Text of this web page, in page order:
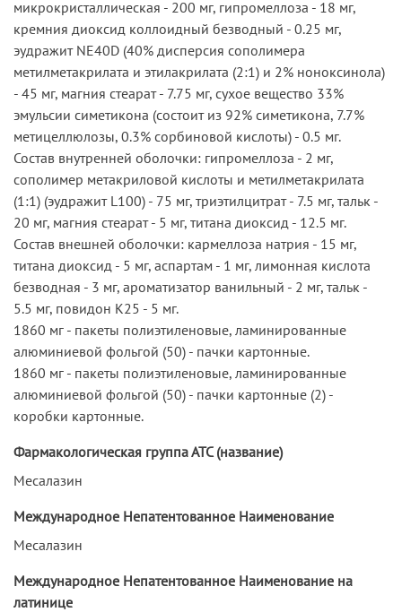
микрокристаллическая - 200 мг, гипромеллоза - 18 мг,
кремния диоксид коллоидный безводный - 0.25 мг,
эудражит NE40D (40% дисперсия сополимера
метилметакрилата и этилакрилата (2:1) и 2% ноноксинола)
- 45 мг, магния стеарат - 7.75 мг, сухое вещество 33%
эмульсии симетикона (состоит из 92% симетикона, 7.7%
метицеллюлозы, 0.3% сорбиновой кислоты) - 0.5 мг.
Состав внутренней оболочки: гипромеллоза - 2 мг,
сополимер метакриловой кислоты и метилметакрилата
(1:1) (эудражит L100) - 75 мг, триэтилцитрат - 7.5 мг, тальк -
20 мг, магния стеарат - 5 мг, титана диоксид - 12.5 мг.
Состав внешней оболочки: кармеллоза натрия - 15 мг,
титана диоксид - 5 мг, аспартам - 1 мг, лимонная кислота
безводная - 3 мг, ароматизатор ванильный - 2 мг, тальк -
5.5 мг, повидон К25 - 5 мг.
1860 мг - пакеты полиэтиленовые, ламинированные
алюминиевой фольгой (50) - пачки картонные.
1860 мг - пакеты полиэтиленовые, ламинированные
алюминиевой фольгой (50) - пачки картонные (2) -
коробки картонные.
Фармакологическая группа АТС (название)
Месалазин
Международное Непатентованное Наименование
Месалазин
Международное Непатентованное Наименование на
латинице